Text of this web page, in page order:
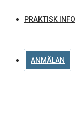
PRAKTISK INFO
ANMÄLAN